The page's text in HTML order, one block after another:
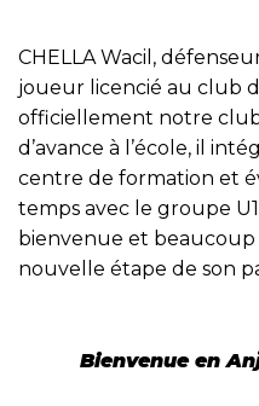
CHELLA Wacil,
joueur licencié au club
officiellement notre
d’avance à l’école, il
centre de formation et
temps avec le groupe
bienvenue et beaucoup
nouvelle étape de son
Bienvenue en